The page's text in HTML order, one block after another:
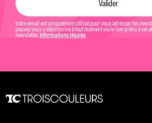
Votre email est uniquement utilisé pour vous adresser les
pouvez vous y désinscrire à tout moment via le lien prévu à cet
newsletter. Informations légales